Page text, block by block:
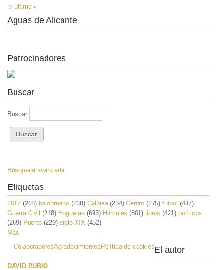
último »
Aguas de Alicante
Patrocinadores
Buscar
Buscar
Búsqueda avanzada
Etiquetas
2017 (268) balonmano (268) Calpisa(234) Centro (275) fútbol (487)
Guerra Civil (218) Hogueras (693) Hércules (801) libros (421) políticos
(269) Puerto (229) siglo XIX (452)
Más
ColaboradoresAgradecimientosPolítica de cookiesEl autor
DAVID RUBIO